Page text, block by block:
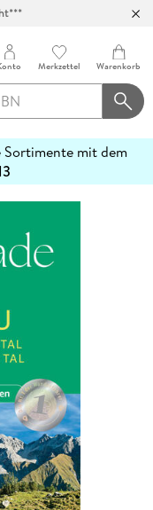
Merkzettel Warenkorb
mit dem